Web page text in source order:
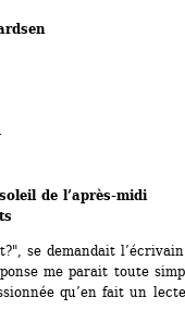
de l’après-midi
se demandait
me parait toute
qu’en fait un